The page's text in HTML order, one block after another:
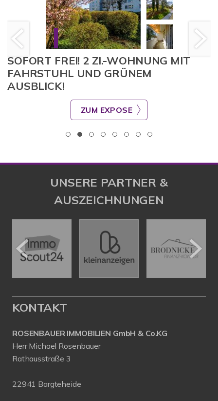
SOFORT FREI! 2 ZI.-WOHNUNG MIT
FAHRSTUHL UND GRÜNEM
AUSBLICK!
ZUM EXPOSE
UNSERE PARTNER &
AUSZEICHNUNGEN
KONTAKT
ROSENBAUER IMMOBILIEN GmbH & Co.KG
Herr Michael Rosenbauer
Rathausstraße 3
22941 Bargteheide